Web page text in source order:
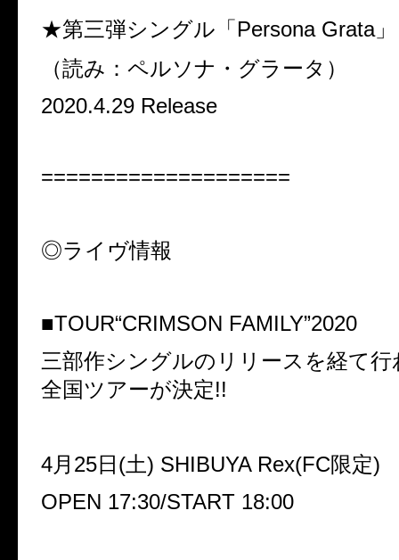
★第三弾シングル「Persona Grata」
（読み：ペルソナ・グラータ）
2020.4.29 Release
====================
◎ライヴ情報
■TOUR“CRIMSON FAMILY”2020
三部作シングルのリリースを経て
全国ツアーが決定!!
4月25日(土) SHIBUYA Rex(FC限定)
OPEN 17:30/START 18:00